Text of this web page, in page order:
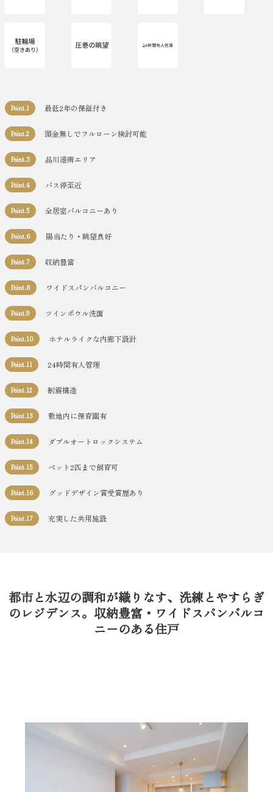
Point.1 最低2年の保証付き
Point.2 頭金無しでフルローン検討可能
Point.3 品川港南エリア
Point.4 バス停至近
Point.5 全居室バルコニーあり
Point.6 陽当たり・眺望良好
Point.7 収納豊富
Point.8 ワイドスパンバルコニー
Point.9 ツインボウル洗面
Point.10 ホテルライクな内廊下設計
Point.11 24時間有人管理
Point.12 制震構造
Point.13 敷地内に保育園有
Point.14 ダブルオートロックシステム
Point.15 ペット2匹まで飼育可
Point.16 グッドデザイン賞受賞歴あり
Point.17 充実した共用施設
都市と水辺の調和が織りなす、洗練とやすらぎ
のレジデンス。収納豊富・ワイドスパンバルコ
ニーのある住戸